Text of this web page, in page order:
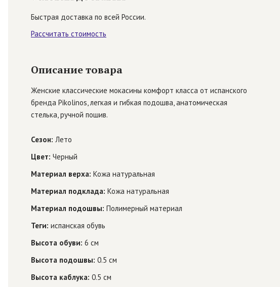
Быстрая доставка по всей России.
Рассчитать стоимость
Описание товара
Женские классические мокасины комфорт класса от испанского
бренда Pikolinos, легкая и гибкая подошва, анатомическая
стелька, ручной пошив.
Сезон: Лето
Цвет: Черный
Материал верха: Кожа натуральная
Материал подклада: Кожа натуральная
Материал подошвы: Полимерный материал
Теги: испанская обувь
Высота обуви: 6 см
Высота подошвы: 0.5 см
Высота каблука: 0.5 см